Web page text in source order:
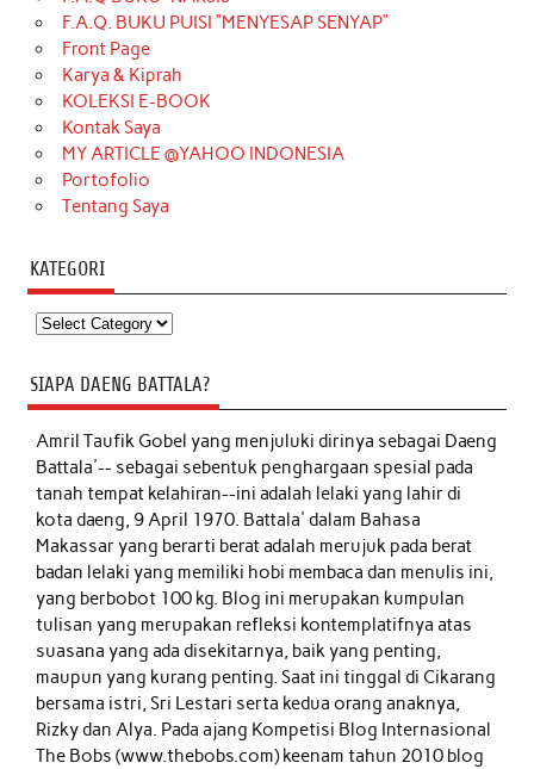
F.A.Q. BUKU PUISI “MENYESAP SENYAP”
Front Page
Karya & Kiprah
KOLEKSI E-BOOK
Kontak Saya
MY ARTICLE @YAHOO INDONESIA
Portofolio
Tentang Saya
KATEGORI
Kategori
SIAPA DAENG BATTALA?
Amril Taufik Gobelyang menjuluki dirinya sebagai Daeng
Battala'-- sebagai sebentuk penghargaan spesial pada
tanah tempat kelahiran--ini adalah lelaki yang lahir di
kota daeng, 9 April 1970. Battala' dalam Bahasa
Makassar yang berarti berat adalah merujuk pada berat
badan lelaki yang memiliki hobi membaca dan menulis ini,
yang berbobot 100 kg. Blog ini merupakan kumpulan
tulisan yang merupakan refleksi kontemplatifnya atas
suasana yang ada disekitarnya, baik yang penting,
maupun yang kurang penting. Saat ini tinggal di Cikarang
bersama istri, Sri Lestari serta kedua orang anaknya,
Rizky dan Alya. Pada ajang Kompetisi Blog Internasional
The Bobs (www.thebobs.com) keenam tahun 2010 blog